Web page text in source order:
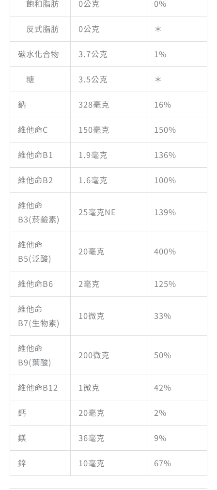
飽和脂肪 0公克 0%
反式脂肪 0公克 ＊
碳水化合物 3.7公克 1%
糖 3.5公克 ＊
鈉 328毫克 16%
維他命C 150毫克 150%
維他命B1 1.9毫克 136%
維他命B2 1.6毫克 100%
維他命
B3(菸鹼素)
25毫克NE 139%
維他命
B5(泛酸)
20毫克 400%
維他命B6 2毫克 125%
維他命
B7(生物素)
10微克 33%
維他命
B9(葉酸)
200微克 50%
維他命B12 1微克 42%
鈣 20毫克 2%
鎂 36毫克 9%
鋅 10毫克 67%